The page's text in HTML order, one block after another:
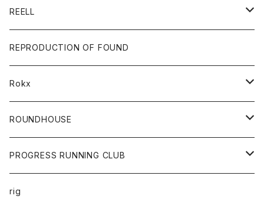
Tシャツ
帽子
グッズ
靴
バック
トップス
カットソー
カーディガン
ボトムス
ショートパンツ
パンツ
レディース
カットソー
コート
キーホルダー
財布
バック
REELL
パンツ
ショートパンツ
REPRODUCTION OF FOUND
Rokx
ボトム
ROUNDHOUSE
エプロン
キッズ
PROGRESS RUNNING CLUB
トップス
rig